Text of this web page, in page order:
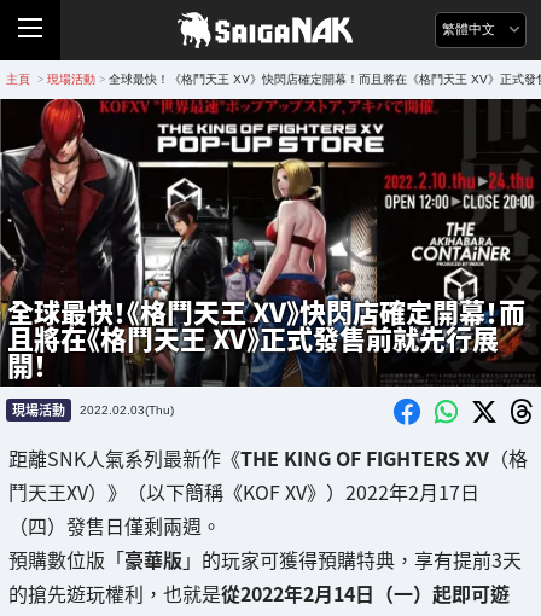
繁體中文
主頁 > 現場活動 > 全球最快！《格鬥天王 XV》快閃店確定開幕！而且將在《格鬥天王 XV》正式發
全球最快！《格鬥天王 XV》快閃店確定開幕！而
且將在《格鬥天王 XV》正式發售前就先行展
開！
現場活動 2022.02.03(Thu)
距離SNK人氣系列最新作《THE KING OF FIGHTERS XV （格
鬥天王XV）》（以下簡稱《KOF XV》）2022年2月17日
（四）發售日僅剩兩週。
預購數位版「豪華版 」的玩家可獲得預購特典，享有提前3天
的搶先遊玩權利，也就是從2022年2月14日（一）起即可遊